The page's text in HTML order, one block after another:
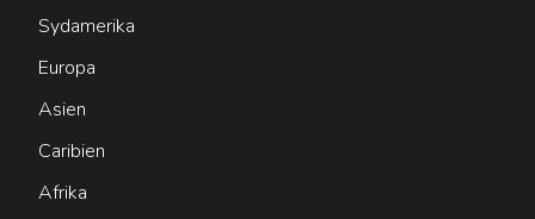
Sydamerika
Europa
Asien
Caribien
Afrika